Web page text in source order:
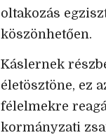
oltakozás
köszönhetően.
Káslernek
életösztöne, ez
félelmekre
kormányzati